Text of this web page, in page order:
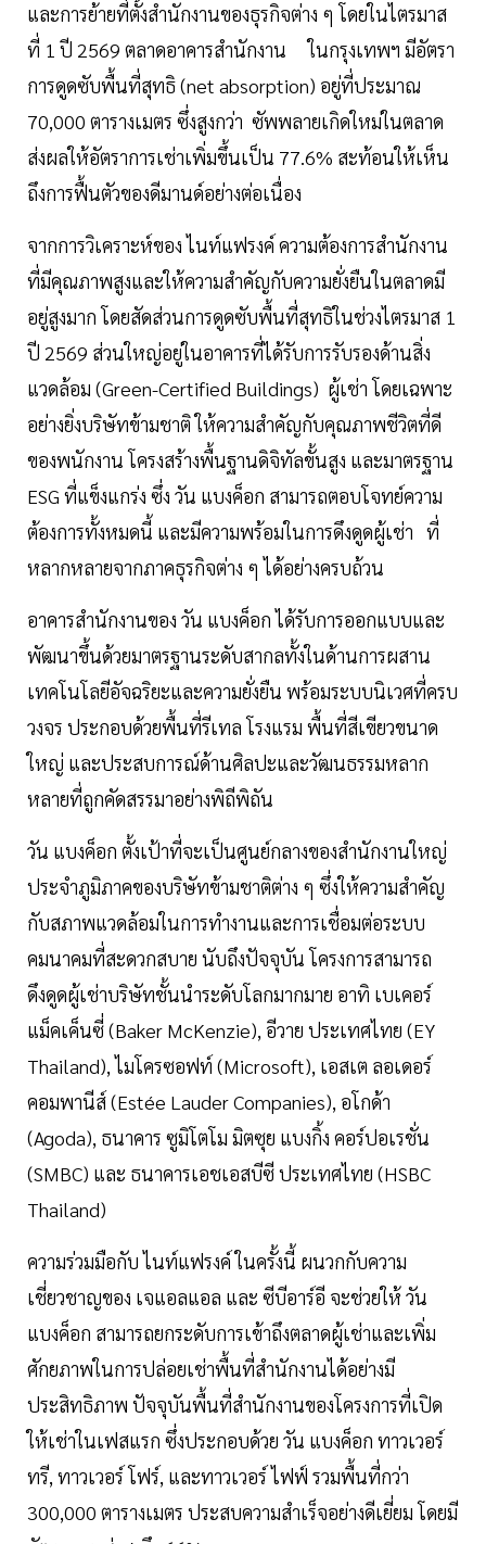
และการย้ายที่ตั้งสำนักงานของธุรกิจต่าง ๆ โดยในไตรมาส
ที่ 1 ปี 2569 ตลาดอาคารสำนักงาน ในกรุงเทพฯ มีอัตรา
การดูดซับพื้นที่สุทธิ (net absorption) อยู่ที่ประมาณ
70,000 ตารางเมตร ซึ่งสูงกว่า ซัพพลายเกิดใหม่ในตลาด
ส่งผลให้อัตราการเช่าเพิ่มขึ้นเป็น 77.6% สะท้อนให้เห็น
ถึงการฟื้นตัวของดีมานด์อย่างต่อเนื่อง
จากการวิเคราะห์ของ ไนท์แฟรงค์ ความต้องการสำนักงาน
ที่มีคุณภาพสูงและให้ความสำคัญกับความยั่งยืนในตลาดมี
อยู่สูงมาก โดยสัดส่วนการดูดซับพื้นที่สุทธิในช่วงไตรมาส 1
ปี 2569 ส่วนใหญ่อยู่ในอาคารที่ได้รับการรับรองด้านสิ่ง
แวดล้อม (Green-Certified Buildings) ผู้เช่า โดยเฉพาะ
อย่างยิ่งบริษัทข้ามชาติ ให้ความสำคัญกับคุณภาพชีวิตที่ดี
ของพนักงาน โครงสร้างพื้นฐานดิจิทัลขั้นสูง และมาตรฐาน
ESG ที่แข็งแกร่ง ซึ่ง วัน แบงค็อก สามารถตอบโจทย์ความ
ต้องการทั้งหมดนี้ และมีความพร้อมในการดึงดูดผู้เช่า ที่
หลากหลายจากภาคธุรกิจต่าง ๆ ได้อย่างครบถ้วน
อาคารสำนักงานของ วัน แบงค็อก ได้รับการออกแบบและ
พัฒนาขึ้นด้วยมาตรฐานระดับสากลทั้งในด้านการผสาน
เทคโนโลยีอัจฉริยะและความยั่งยืน พร้อมระบบนิเวศที่ครบ
วงจร ประกอบด้วยพื้นที่รีเทล โรงแรม พื้นที่สีเขียวขนาด
ใหญ่ และประสบการณ์ด้านศิลปะและวัฒนธรรมหลาก
หลายที่ถูกคัดสรรมาอย่างพิถีพิถัน
วัน แบงค็อก ตั้งเป้าที่จะเป็นศูนย์กลางของสำนักงานใหญ่
ประจำภูมิภาคของบริษัทข้ามชาติต่าง ๆ ซึ่งให้ความสำคัญ
กับสภาพแวดล้อมในการทำงานและการเชื่อมต่อระบบ
คมนาคมที่สะดวกสบาย นับถึงปัจจุบัน โครงการสามารถ
ดึงดูดผู้เช่าบริษัทชั้นนำระดับโลกมากมาย อาทิ เบเคอร์
แม็คเค็นซี่ (Baker McKenzie), อีวาย ประเทศไทย (EY
Thailand), ไมโครซอฟท์ (Microsoft), เอสเต ลอเดอร์
คอมพานีส์ (Estée Lauder Companies), อโกด้า
(Agoda), ธนาคาร ซูมิโตโม มิตซุย แบงกิ้ง คอร์ปอเรชั่น
(SMBC) และ ธนาคารเอชเอสบีซี ประเทศไทย (HSBC
Thailand)
ความร่วมมือกับ ไนท์แฟรงค์ ในครั้งนี้ ผนวกกับความ
เชี่ยวชาญของ เจแอลแอล และ ซีบีอาร์อี จะช่วยให้ วัน
แบงค็อก สามารถยกระดับการเข้าถึงตลาดผู้เช่าและเพิ่ม
ศักยภาพในการปล่อยเช่าพื้นที่สำนักงานได้อย่างมี
ประสิทธิภาพ ปัจจุบันพื้นที่สำนักงานของโครงการที่เปิด
ให้เช่าในเฟสแรก ซึ่งประกอบด้วย วัน แบงค็อก ทาวเวอร์
ทรี, ทาวเวอร์ โฟร์, และทาวเวอร์ ไฟฟ์ รวมพื้นที่กว่า
300,000 ตารางเมตร ประสบความสำเร็จอย่างดีเยี่ยม โดยมี